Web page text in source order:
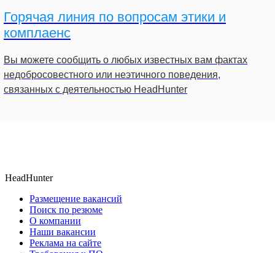
Горячая линия по вопросам этики и
комплаенс
Вы можете сообщить о любых известных вам фактах
недобросовестного или неэтичного поведения,
связанных с деятельностью HeadHunter
HeadHunter
Размещение вакансий
Поиск по резюме
О компании
Наши вакансии
Реклама на сайте